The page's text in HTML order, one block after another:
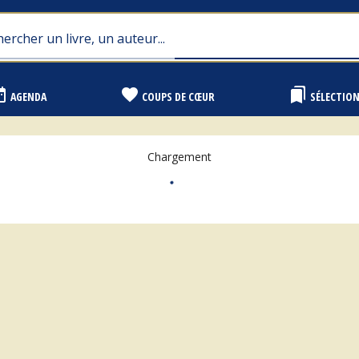
AGENDA favorite COUPS DE CŒUR bookmarks
Chargement